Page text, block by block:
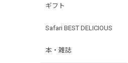
ギフト
Safari BEST DELICIOUS
本・雑誌